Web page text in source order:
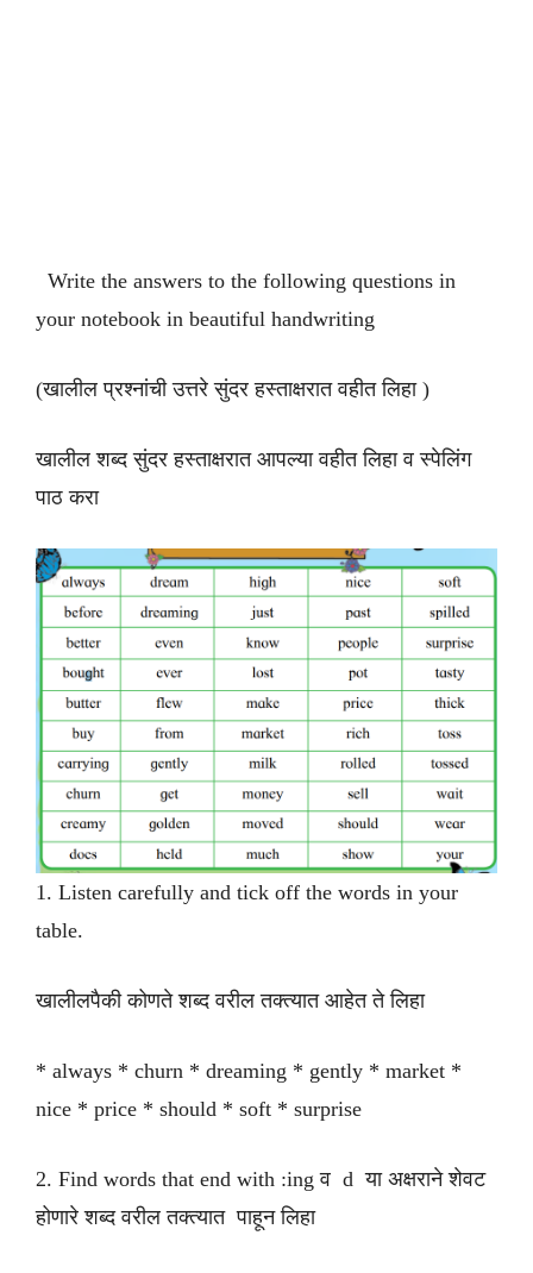
Write the answers to the following questions in
your notebook in beautiful handwriting
(खालील प्रश्नांची उत्तरे सुंदर हस्ताक्षरात वहीत लिहा )
खालील शब्द सुंदर हस्ताक्षरात आपल्या वहीत लिहा व स्पेलिंग
पाठ करा
1. Listen carefully and tick off the words in your
table.
खालीलपैकी कोणते शब्द वरील तक्त्यात आहेत ते लिहा
* always * churn * dreaming * gently * market *
nice * price * should * soft * surprise
2. Find words that end with :ing व d या अक्षराने शेवट
होणारे शब्द वरील तक्त्यात पाहून लिहा